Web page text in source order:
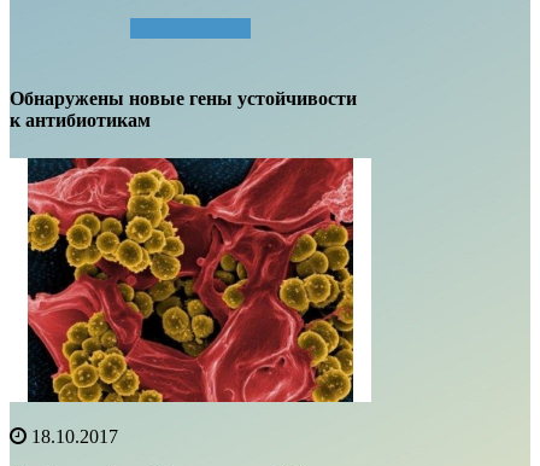
Обнаружены новые гены устойчивости
к антибиотикам
18.10.2017